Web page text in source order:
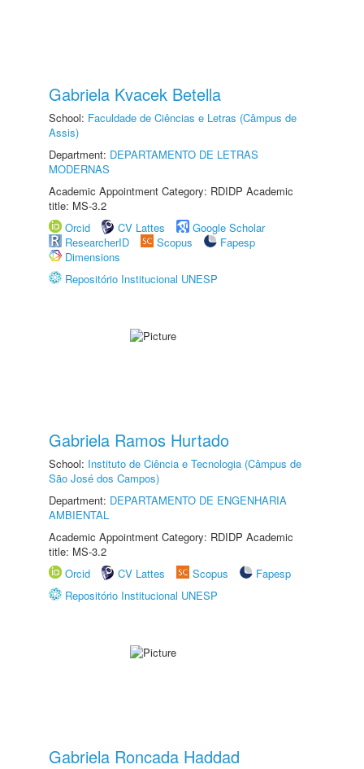
Gabriela Kvacek Betella
School: Faculdade de Ciências e Letras (Câmpus de
Assis)
Department: DEPARTAMENTO DE LETRAS
MODERNAS
Academic Appointment Category: RDIDP Academic
title: MS-3.2
Orcid
CV Lattes
Google Scholar
ResearcherID
Scopus
Fapesp
Dimensions
Repositório Institucional UNESP
Gabriela Ramos Hurtado
School: Instituto de Ciência e Tecnologia (Câmpus de
São José dos Campos)
Department: DEPARTAMENTO DE ENGENHARIA
AMBIENTAL
Academic Appointment Category: RDIDP Academic
title: MS-3.2
Orcid
CV Lattes Scopus
Fapesp
Repositório Institucional UNESP
Gabriela Roncada Haddad